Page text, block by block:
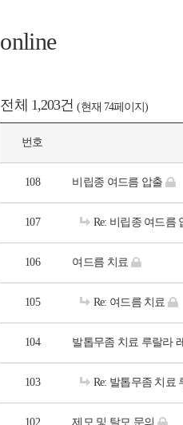
online
전체 1,203건(현재 74페이지)
번호
108 비립종 여드름 압출
107 Re: 비립종 여드름
106 여드름 치료
105 Re: 여드름 치료
104 발톱무좀 치료 루랄라
103 Re: 발톱무좀 치료
102 제모 및 탈모 문의